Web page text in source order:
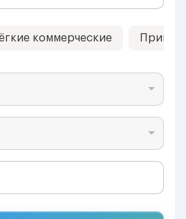
коммерческие